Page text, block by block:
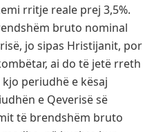
rritje reale prej 3,5%.
bruto nominal
jo sipas Hristijanit, por
ai do të jetë rreth
periudhë e kësaj
e Qeverisë së
të brendshëm bruto